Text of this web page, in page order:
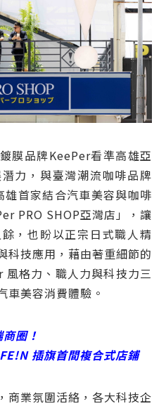
膜品牌KeePer看準高雄亞
力，與臺灣潮流咖啡品牌
首家結合汽車美容與咖啡
PRO SHOP亞灣店」，讓
，也盼以正宗日式職人精
科技應用，藉由著重細節的
格力、職人力與科技力三
車美容消費體驗。
圈！
插旗首間複合式店鋪
商業氛圍活絡，各大科技企